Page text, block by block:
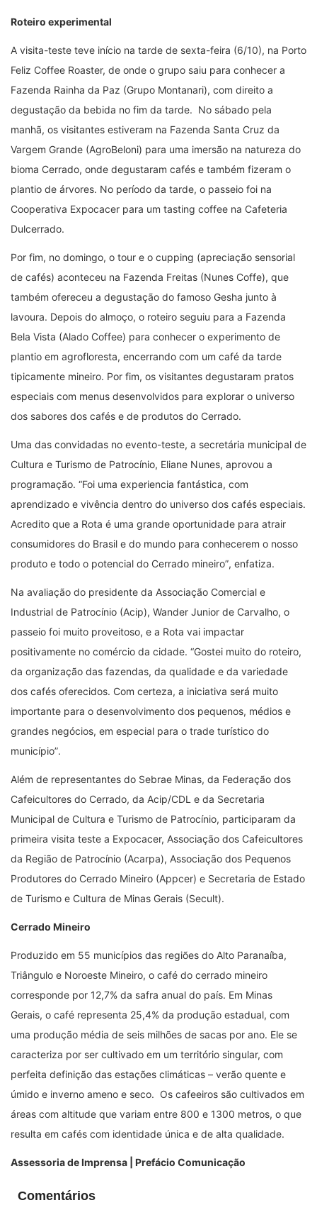
Roteiro experimental
A visita-teste teve início na tarde de sexta-feira (6/10), na Porto
Feliz Coffee Roaster, de onde o grupo saiu para conhecer a
Fazenda Rainha da Paz (Grupo Montanari), com direito a
degustação da bebida no fim da tarde. No sábado pela
manhã, os visitantes estiveram na Fazenda Santa Cruz da
Vargem Grande (AgroBeloni) para uma imersão na natureza do
bioma Cerrado, onde degustaram cafés e também fizeram o
plantio de árvores. No período da tarde, o passeio foi na
Cooperativa Expocacer para um tasting coffee na Cafeteria
Dulcerrado.
Por fim, no domingo, o tour e o cupping (apreciação sensorial
de cafés) aconteceu na Fazenda Freitas (Nunes Coffe), que
também ofereceu a degustação do famoso Gesha junto à
lavoura. Depois do almoço, o roteiro seguiu para a Fazenda
Bela Vista (Alado Coffee) para conhecer o experimento de
plantio em agrofloresta, encerrando com um café da tarde
tipicamente mineiro. Por fim, os visitantes degustaram pratos
especiais com menus desenvolvidos para explorar o universo
dos sabores dos cafés e de produtos do Cerrado.
Uma das convidadas no evento-teste, a secretária municipal de
Cultura e Turismo de Patrocínio, Eliane Nunes, aprovou a
programação. “Foi uma experiencia fantástica, com
aprendizado e vivência dentro do universo dos cafés especiais.
Acredito que a Rota é uma grande oportunidade para atrair
consumidores do Brasil e do mundo para conhecerem o nosso
produto e todo o potencial do Cerrado mineiro”, enfatiza.
Na avaliação do presidente da Associação Comercial e
Industrial de Patrocínio (Acip), Wander Junior de Carvalho, o
passeio foi muito proveitoso, e a Rota vai impactar
positivamente no comércio da cidade. “Gostei muito do roteiro,
da organização das fazendas, da qualidade e da variedade
dos cafés oferecidos. Com certeza, a iniciativa será muito
importante para o desenvolvimento dos pequenos, médios e
grandes negócios, em especial para o trade turístico do
município”.
Além de representantes do Sebrae Minas, da Federação dos
Cafeicultores do Cerrado, da Acip/CDL e da Secretaria
Municipal de Cultura e Turismo de Patrocínio, participaram da
primeira visita teste a Expocacer, Associação dos Cafeicultores
da Região de Patrocínio (Acarpa), Associação dos Pequenos
Produtores do Cerrado Mineiro (Appcer) e Secretaria de Estado
de Turismo e Cultura de Minas Gerais (Secult).
Cerrado Mineiro
Produzido em 55 municípios das regiões do Alto Paranaíba,
Triângulo e Noroeste Mineiro, o café do cerrado mineiro
corresponde por 12,7% da safra anual do país. Em Minas
Gerais, o café representa 25,4% da produção estadual, com
uma produção média de seis milhões de sacas por ano. Ele se
caracteriza por ser cultivado em um território singular, com
perfeita definição das estações climáticas – verão quente e
úmido e inverno ameno e seco. Os cafeeiros são cultivados em
áreas com altitude que variam entre 800 e 1300 metros, o que
resulta em cafés com identidade única e de alta qualidade.
Assessoria de Imprensa | Prefácio Comunicação
Comentários